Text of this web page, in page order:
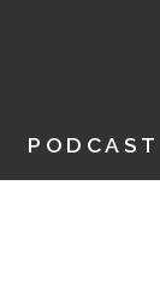
PODCAST